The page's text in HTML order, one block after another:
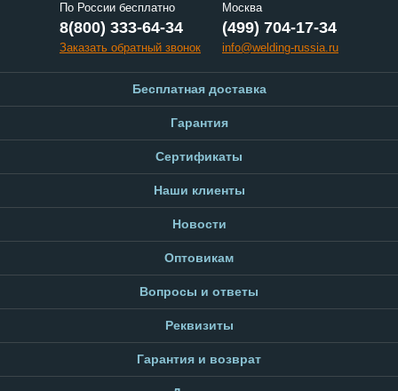
По России бесплатно
8(800) 333-64-34
Заказать обратный звонок
Москва
(499) 704-17-34
info@welding-russia.ru
Бесплатная доставка
Гарантия
Сертификаты
Наши клиенты
Новости
Оптовикам
Вопросы и ответы
Реквизиты
Гарантия и возврат